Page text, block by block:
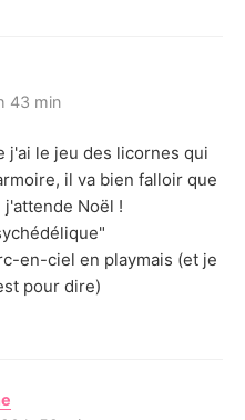
43 min
j'ai le jeu des licornes qui
il va bien falloir que
Noël !
en-ciel en playmais (et je
pour dire)